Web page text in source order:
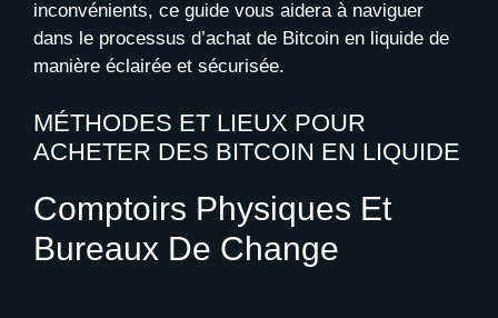
inconvénients, ce guide vous aidera à naviguer
dans le processus d’achat de Bitcoin en liquide de
manière éclairée et sécurisée.
MÉTHODES ET LIEUX POUR
ACHETER DES BITCOIN EN LIQUIDE
Comptoirs Physiques Et
Bureaux De Change